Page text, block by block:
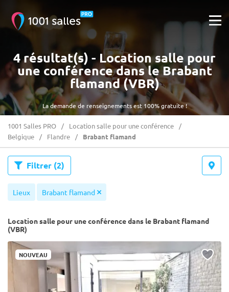
La demande de renseignements est 100% gratuite !
4 résultat(s) - Location salle pour
une conférence dans le Brabant
flamand (VBR)
1001 Salles PRO
Location salle pour une conférence
Belgique
Flandre Brabant flamand
Filtrer (2)
Lieux Brabant flamand
Location salle pour une conférence dans le Brabant flamand
(VBR)
NOUVEAU